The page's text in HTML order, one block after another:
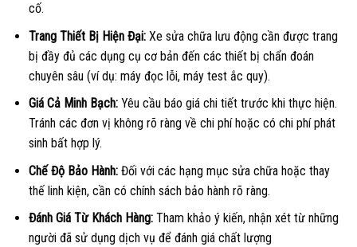
cố.
Trang Thiết Bị Hiện Đại:Xe sửa chữa lưu động cần được trang
bị đầy đủ các dụng cụ cơ bản đến các thiết bị chẩn đoán
chuyên sâu (ví dụ: máy đọc lỗi, máy test ắc quy).
Giá Cả Minh Bạch:Yêu cầu báo giá chi tiết trước khi thực hiện.
Tránh các đơn vị không rõ ràng về chi phí hoặc có chi phí phát
sinh bất hợp lý.
Chế Độ Bảo Hành:Đối với các hạng mục sửa chữa hoặc thay
thế linh kiện, cần có chính sách bảo hành rõ ràng.
Đánh Giá Từ Khách Hàng:Tham khảo ý kiến, nhận xét từ những
người đã sử dụng dịch vụ để đánh giá chất lượng